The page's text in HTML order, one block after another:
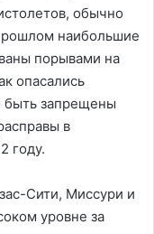
обычно
наибольшие
порывами на
опасались
быть запрещены
в
году.
Сити, Миссури и
уровне за